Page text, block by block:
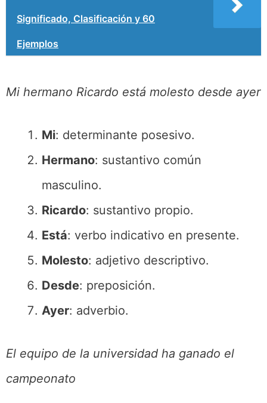
Significado, Clasificación y 60
Ejemplos
Mi hermano Ricardo está molesto desde ayer
Mi: determinante posesivo.
Hermano: sustantivo común
masculino.
Ricardo: sustantivo propio.
Está: verbo indicativo en presente.
Molesto: adjetivo descriptivo.
Desde: preposición.
Ayer: adverbio.
El equipo de la universidad ha ganado el
campeonato